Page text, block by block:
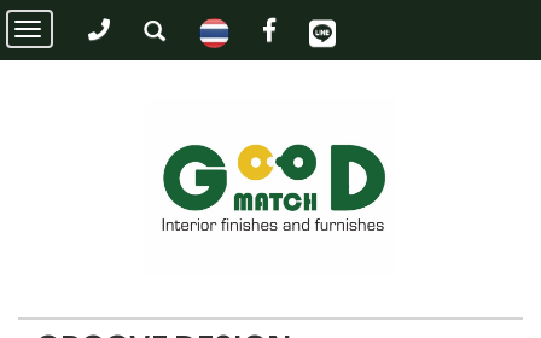
Toggle
navigation